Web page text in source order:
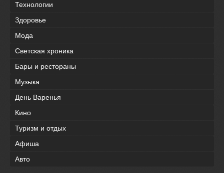
Технологии
Здоровье
Мода
Светская хроника
Бары и рестораны
Музыка
День Варенья
Кино
Туризм и отдых
Афиша
Авто